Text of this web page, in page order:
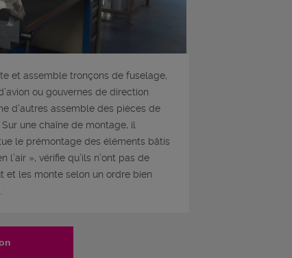
et assemble tronçons de fuselage,
ou gouvernes de direction
d’autres assemble des pièces de
Sur une chaîne de montage, il
le prémontage des éléments bâtis
l’air », vérifie qu’ils n’ont pas de
et les monte selon un ordre bien